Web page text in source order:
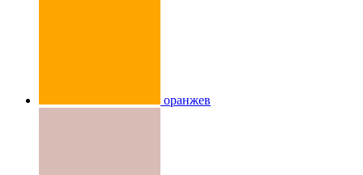
оранжев